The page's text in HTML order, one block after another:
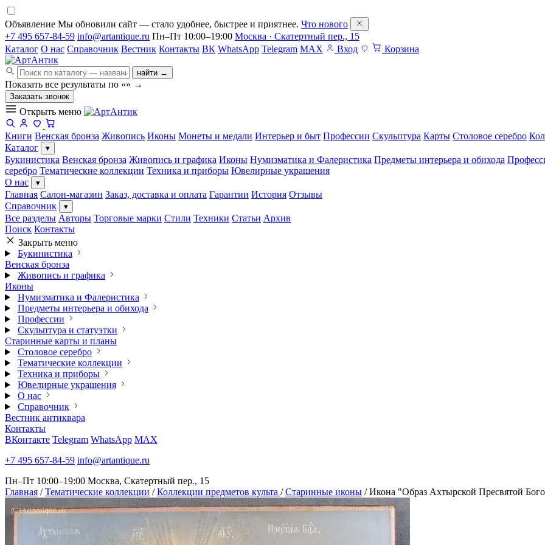
Объявление Мы обновили сайт — стало удобнее, быстрее и приятнее. Что нового
+7 495 657-84-59 info@artantique.ru Пн–Пт 10:00–19:00 Москва · Скатертный пер., 15
Каталог О нас Справочник Вестник Контакты ВК WhatsApp Telegram MAX Вход Корзина
найти →
Показать все результаты по «» →
Заказать звонок
Открыть меню
Книги Венская бронза Живопись Иконы Монеты и медали Интерьер и быт Профессии Скульптура Карты Столовое серебро
Каталог
▾
Букинистика Венская бронза Живопись и графика Иконы Нумизматика и Фалеристика Предметы интерьера и обихода
серебро Тематические коллекции Техника и приборы Ювелирные украшения
О нас
▾
Главная Салон-магазин Заказ, доставка и оплата Гарантии История Отзывы
Справочник
▾
Все разделы Авторы Торговые марки Стили Техники Статьи Архив
Поиск Контакты
Закрыть меню
Букинистика
Венская бронза
Живопись и графика
Иконы
Нумизматика и Фалеристика
Предметы интерьера и обихода
Профессии
Скульптура и статуэтки
Старинные карты и планы
Столовое серебро
Тематические коллекции
Техника и приборы
Ювелирные украшения
О нас
Справочник
Вестник антиквара
Контакты
ВКонтакте Telegram WhatsApp MAX
+7 495 657-84-59 info@artantique.ru
Пн–Пт 10:00–19:00 Москва, Скатертный пер., 15
Главная / Тематические коллекции / Коллекции предметов культа / Старинные иконы / Икона "Образ Ахтырской Пресвятой